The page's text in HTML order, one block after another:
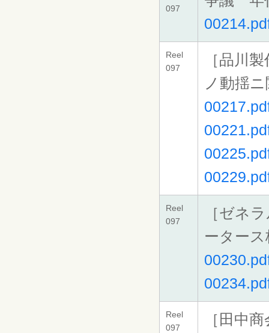
097
Reel
097
［品川
ノ動揺
Reel
097
［ゼネ
ーター
Reel
097
［田中